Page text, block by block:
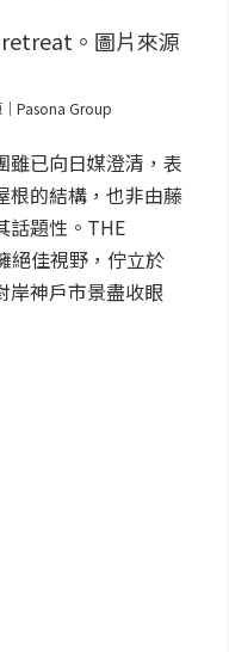
｜Pasona Group
雖已向日媒澄清，表
根的結構，也非由藤
話題性。THE
絕佳視野，佇立於
岸神戶市景盡收眼